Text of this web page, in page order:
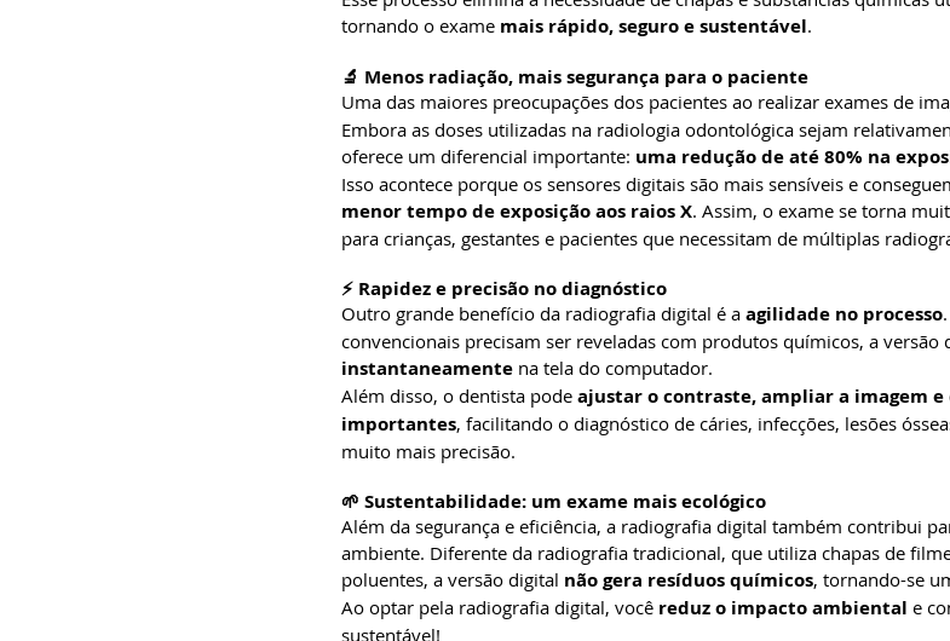
tornando o exame mais rápido, seguro e sustentável.
🔬 Menos radiação, mais segurança para o paciente
Uma das maiores preocupações dos pacientes ao realizar exames de
Embora as doses utilizadas na radiologia odontológica sejam
oferece um diferencial importante: uma redução de até 80% na
Isso acontece porque os sensores digitais são mais sensíveis e
menor tempo de exposição aos raios X. Assim, o exame se torna
para crianças, gestantes e pacientes que necessitam de múltiplas
⚡ Rapidez e precisão no diagnóstico
Outro grande benefício da radiografia digital é a agilidade no processo
convencionais precisam ser reveladas com produtos químicos, a versão
instantaneamente na tela do computador.
Além disso, o dentista pode ajustar o contraste, ampliar a imagem
importantes, facilitando o diagnóstico de cáries, infecções, lesões
muito mais precisão.
🌱 Sustentabilidade: um exame mais ecológico
Além da segurança e eficiência, a radiografia digital também contribui
ambiente. Diferente da radiografia tradicional, que utiliza chapas de
poluentes, a versão digital não gera resíduos químicos, tornando-se
Ao optar pela radiografia digital, você reduz o impacto ambiental e
sustentável!